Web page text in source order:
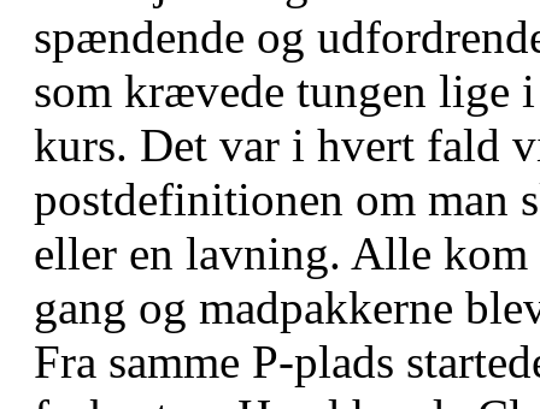
spændende og
som krævede tungen lige
kurs. Det var i hvert fald
postdefinitionen om man
eller en lavning. Alle
gang og madpakkerne
Fra samme P-plads